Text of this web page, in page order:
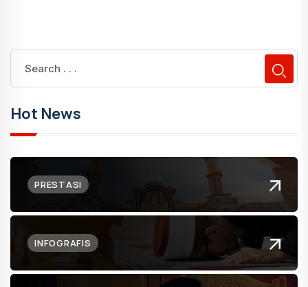
Hot News
PRESTASI
INFOGRAFIS